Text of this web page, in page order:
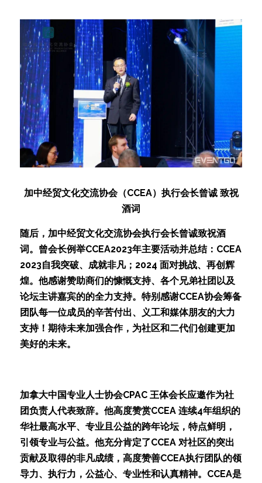
加中经贸文化交流协会（CCEA）执行会长曾诚 致祝
酒词
随后，加中经贸文化交流协会执行会长曾诚致祝酒
词。曾会长例举CCEA2023年主要活动并总结：CCEA
2023自我突破、成就非凡；2024 面对挑战、再创辉
煌。他感谢赞助商们的慷慨支持、各个兄弟社团以及
论坛主讲嘉宾的的全力支持。特别感谢CCEA协会筹备
团队每一位成员的辛苦付出、义工和媒体朋友的大力
支持！期待未来加强合作，为社区和二代们创建更加
美好的未来。
加拿大中国专业人士协会CPAC 王体会长应邀作为社
团负责人代表致辞。他高度赞赏CCEA 连续4年组织的
华社最高水平、专业且公益的跨年论坛，特点鲜明，
引领专业与公益。他充分肯定了CCEA 对社区的突出
贡献及取得的非凡成绩，高度赞善CCEA执行团队的领
导力、执行力，公益心、专业性和认真精神。CCEA是